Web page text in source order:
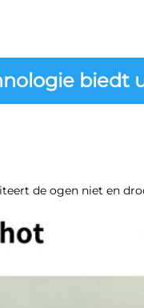
biedt
de ogen niet en